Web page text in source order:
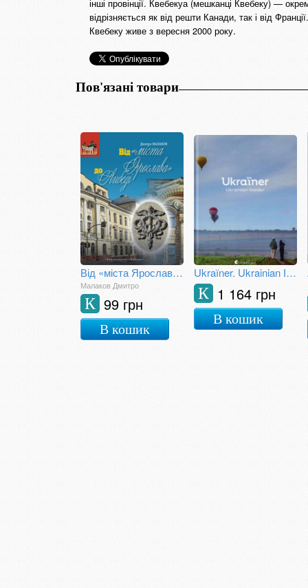
інші провінції. Квебекуа (мешканці Квебеку) —
відрізняється як від решти Канади, так і від
Квебеку живе з вересня 2000 року.
Пов'язані товари
Від «міста Ярослава» до Либеді
Малаков Дмитро
99 грн
К
В кошик
Ukraїner. Ukrainian Insider
1 164 грн
К
В кошик